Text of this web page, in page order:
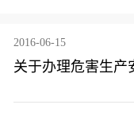
2016-06-15
关于办理危害生产